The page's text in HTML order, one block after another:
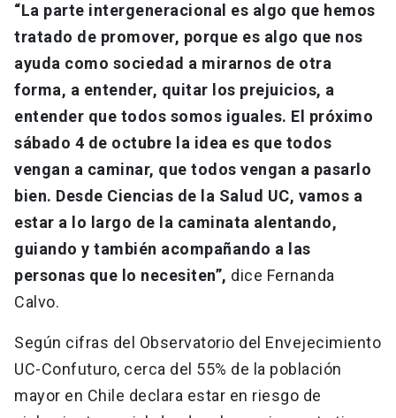
“La parte intergeneracional es algo que hemos
tratado de promover, porque es algo que nos
ayuda como sociedad a mirarnos de otra
forma, a entender, quitar los prejuicios, a
entender que todos somos iguales. El próximo
sábado 4 de octubre la idea es que todos
vengan a caminar, que todos vengan a pasarlo
bien. Desde Ciencias de la Salud UC, vamos a
estar a lo largo de la caminata alentando,
guiando y también acompañando a las
personas que lo necesiten”, dice Fernanda
Calvo.
Según cifras del Observatorio del Envejecimiento
UC-Confuturo, cerca del 55% de la población
mayor en Chile declara estar en riesgo de